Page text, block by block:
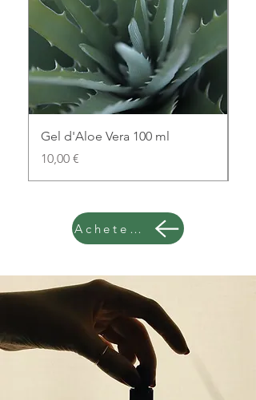
Gel d'Aloe Vera 100 ml
Prix
10,00 €
Achetez maintenant